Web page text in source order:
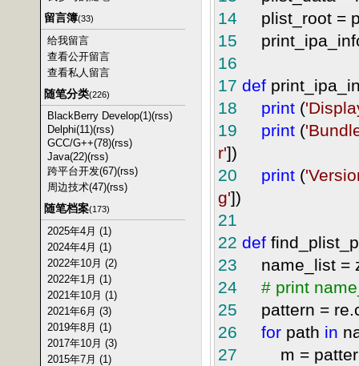
留言簿(33)
给我留言
查看公开留言
查看私人留言
随笔分类(226)
BlackBerry Develop(1)(rss)
Delphi(11)(rss)
GCC/G++(78)(rss)
Java(22)(rss)
跨平台开发(67)(rss)
周边技术(47)(rss)
随笔档案(173)
2025年4月 (1)
2024年4月 (1)
2022年10月 (2)
2022年1月 (1)
2021年10月 (1)
2021年6月 (3)
2019年8月 (1)
2017年10月 (3)
2015年7月 (1)
14 plist_root =
15
16
17 def
18
print ('
19
print ('
r'])
20
print ('
g'])
21
22 def
23 name_list =
24
# print
25
pattern =
26
for path in
27 m =